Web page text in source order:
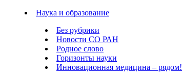
Наука и образование
Без рубрики
Новости СО РАН
Родное слово
Горизонты науки
Инновационная медицина – рядом!